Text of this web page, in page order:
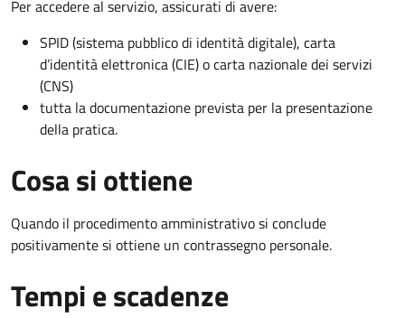
Per accedere al servizio, assicurati di avere:
SPID (sistema pubblico di identità digitale), carta
d’identità elettronica (CIE) o carta nazionale dei servizi
(CNS)
tutta la documentazione prevista per la presentazione
della pratica.
Cosa si ottiene
Quando il procedimento amministrativo si conclude
positivamente si ottiene un contrassegno personale.
Tempi e scadenze